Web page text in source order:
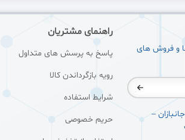
و فروش های
–
راهنمای مشتریان
پاسخ به پرسش های متداول
رویه بازگرداندن کالا
شرایط استفاده
حریم خصوصی